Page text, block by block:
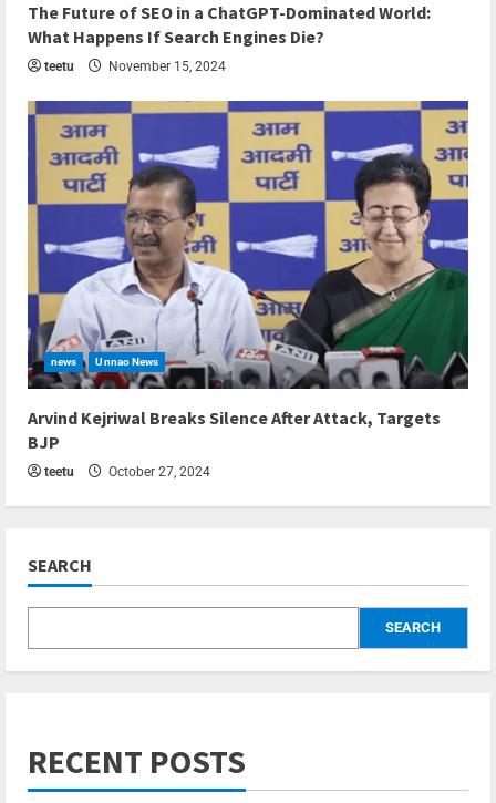
The Future of SEO in a ChatGPT-Dominated World:
What Happens If Search Engines Die?
teetu November 15, 2024
news Unnao News
Arvind Kejriwal Breaks Silence After Attack, Targets
BJP
teetu October 27, 2024
SEARCH
SEARCH
RECENT POSTS